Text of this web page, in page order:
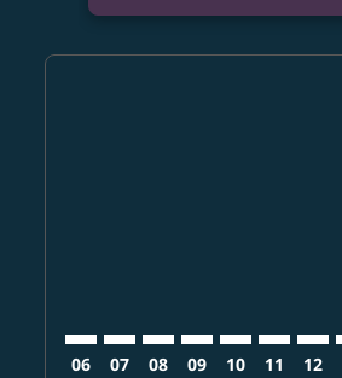
06 07 08 09 10 11 12